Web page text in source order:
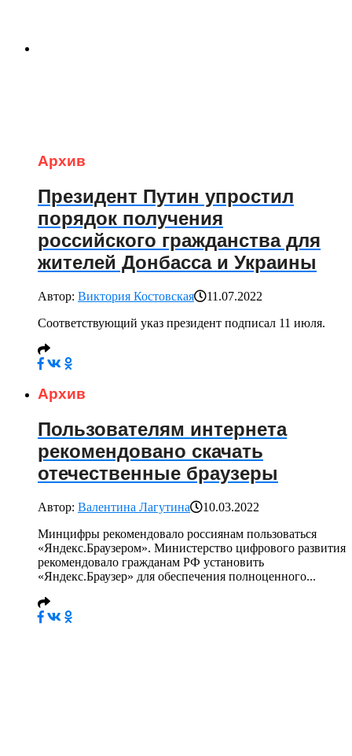
Архив
Президент Путин упростил
порядок получения
российского гражданства для
жителей Донбасса и Украины
Автор: Виктория Костовская
11.07.2022
Соответствующий указ президент подписал 11 июля.
Архив
Пользователям интернета
рекомендовано скачать
отечественные браузеры
Автор: Валентина Лагутина
10.03.2022
Минцифры рекомендовало россиянам пользоваться
«Яндекс.Браузером». Министерство цифрового развития
рекомендовало гражданам РФ установить
«Яндекс.Браузер» для обеспечения полноценного...